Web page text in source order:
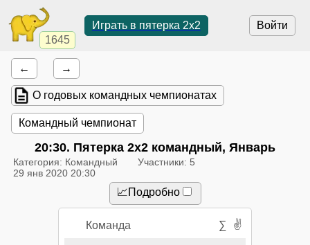
1645
Войти
Играть в пятерка 2x2
← →
О годовых командных чемпионатах
Командный чемпионат
20:30. Пятерка 2x2 командный, Январь
Категория: Командный
Участники: 5
29 янв 2020 20:30
📈Подробно
Команда ∑ ✌